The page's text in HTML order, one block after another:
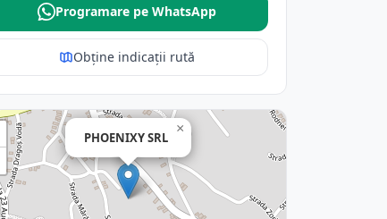
Programare pe WhatsApp
Obține indicații rută
PHOENIXY SRL
×